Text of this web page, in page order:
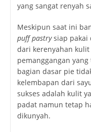
yang sangat renyah
Meskipun saat ini
puff pastrysiap pakai
dari kerenyahan
pemanggangan
bagian dasar pie
kelembapan dari
sukses adalah kulit
padat namun tetap
dikunyah.